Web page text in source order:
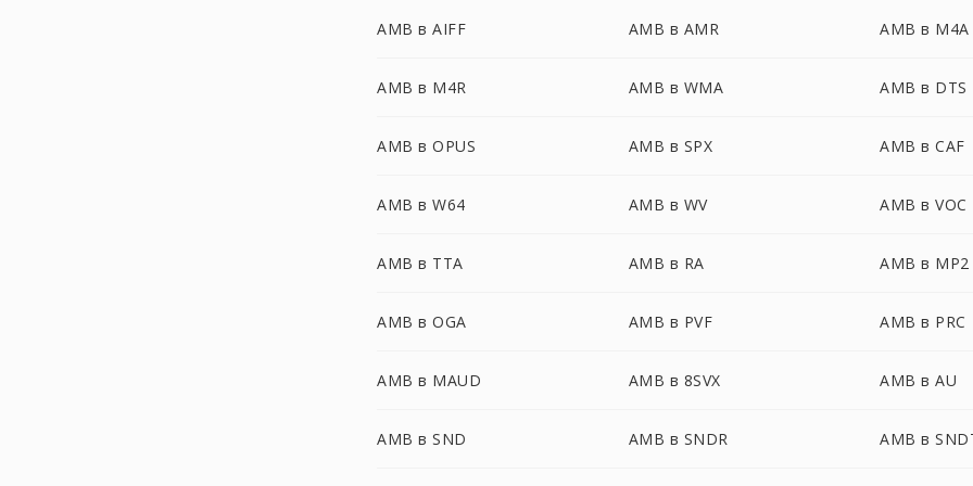
AMB в AIFF AMB в AMR AMB в M4A
AMB в M4R AMB в WMA AMB в DTS
AMB в OPUS AMB в SPX AMB в CAF
AMB в W64 AMB в WV AMB в VOC
AMB в TTA AMB в RA AMB в MP2
AMB в OGA AMB в PVF AMB в PRC
AMB в MAUD AMB в 8SVX AMB в AU
AMB в SND AMB в SNDR AMB в